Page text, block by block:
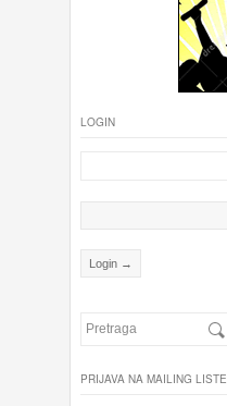
LOGIN
PRIJAVA NA MAILING LISTE